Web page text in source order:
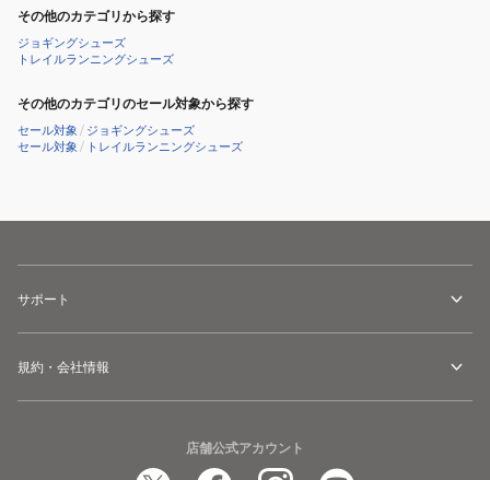
その他のカテゴリから探す
ジョギングシューズ
トレイルランニングシューズ
その他のカテゴリのセール対象から探す
セール対象 / ジョギングシューズ
セール対象 / トレイルランニングシューズ
サポート
規約・会社情報
店舗公式アカウント